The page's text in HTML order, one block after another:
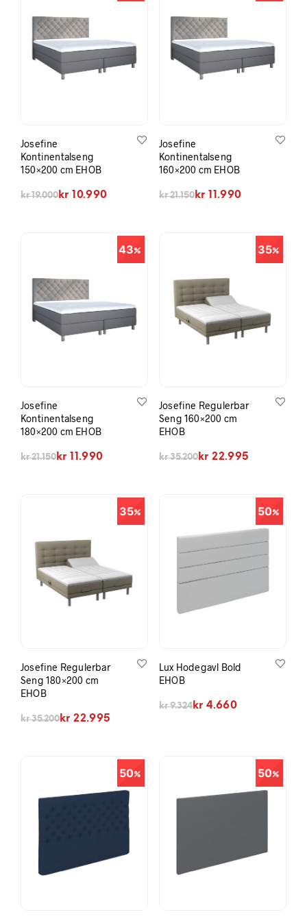
Josefine
Kontinentalseng
150×200 cm EHOB
kr19.000
Opprinnelig pris var: kr 19.000.
kr 10.990
Nåværende pris er: kr 10.990.
Josefine
Kontinentalseng
160×200 cm EHOB
kr21.150
Opprinnelig pris var: kr 21.150.
kr 11.990
Nåværende pris er: kr 11.990.
43
Josefine
Kontinentalseng
180×200 cm EHOB
kr21.150
Opprinnelig pris var: kr 21.150.
kr 11.990
Nåværende pris er: kr 11.990.
35
Josefine Regulerbar
Seng 160×200 cm
EHOB
kr35.200
Opprinnelig pris var: kr 35.200.
kr 22.995
Nåværende pris er: kr 22.995.
35
Josefine Regulerbar
Seng 180×200 cm
EHOB
kr35.200
Opprinnelig pris var: kr 35.200.
kr 22.995
Nåværende pris er: kr 22.995.
50
Lux Hodegavl Bold
EHOB
kr9.324
Opprinnelig pris var: kr 9.324.
kr 4.660
Nåværende pris er: kr 4.660.
50 50